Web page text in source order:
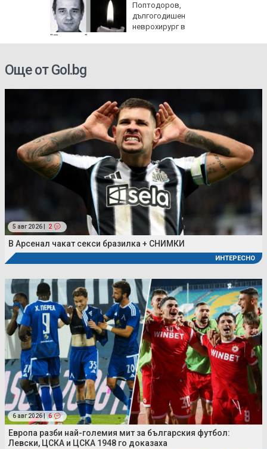
Поптодоров,
дългогодишен
неврохирург в
"Пирогов"
Още от Gol.bg
5 авг 2026 | 2
В Арсенал чакат секси бразилка + СНИМКИ
ИНТЕРЕСНО
6 авг 2026 | 6
Европа разби най-големия мит за българския футбол:
Левски, ЦСКА и ЦСКА 1948 го доказаха